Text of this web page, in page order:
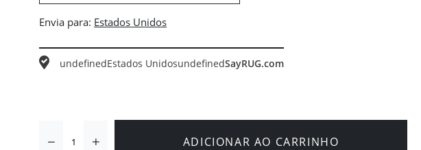
Envia para:
undefinedEstados UnidosundefinedSayRUG.com
ADICIONAR AO CARRINHO